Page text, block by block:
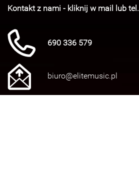
Kontakt z nami - kliknij w mail lub tel.
690 336 579
biuro@elitemusic.pl